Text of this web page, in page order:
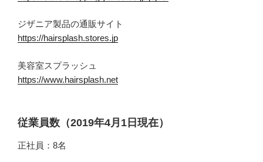
ジザニア製品の通販サイト
https://hairsplash.stores.jp
美容室スプラッシュ
https://www.hairsplash.net
従業員数（2019年4月1日現在）
正社員：8名